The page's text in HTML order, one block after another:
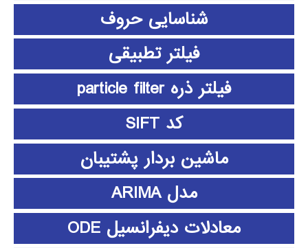
شناسایی حروف
فیلتر تطبیقی
فیلتر ذره particle filter
کد SIFT
ماشین بردار پشتیبان
مدل ARIMA
معادلات دیفرانسیل ODE